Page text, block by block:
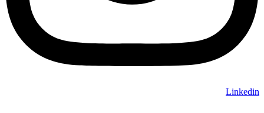
Linkedin